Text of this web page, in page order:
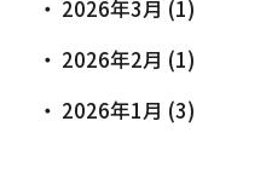
2026年3月 (1)
2026年2月 (1)
2026年1月 (3)